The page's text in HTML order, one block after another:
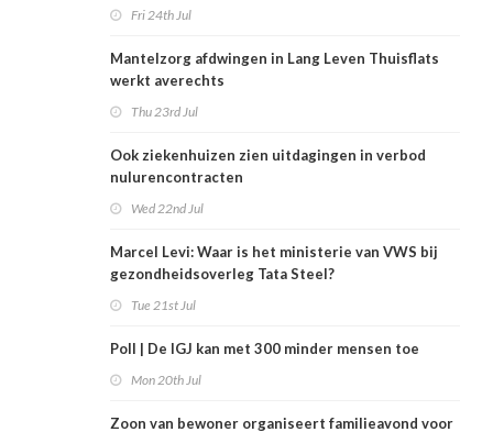
Fri 24th Jul
Mantelzorg afdwingen in Lang Leven Thuisflats
werkt averechts
Thu 23rd Jul
Ook ziekenhuizen zien uitdagingen in verbod
nulurencontracten
Wed 22nd Jul
Marcel Levi: Waar is het ministerie van VWS bij
gezondheidsoverleg Tata Steel?
Tue 21st Jul
Poll | De IGJ kan met 300 minder mensen toe
Mon 20th Jul
Zoon van bewoner organiseert familieavond voor